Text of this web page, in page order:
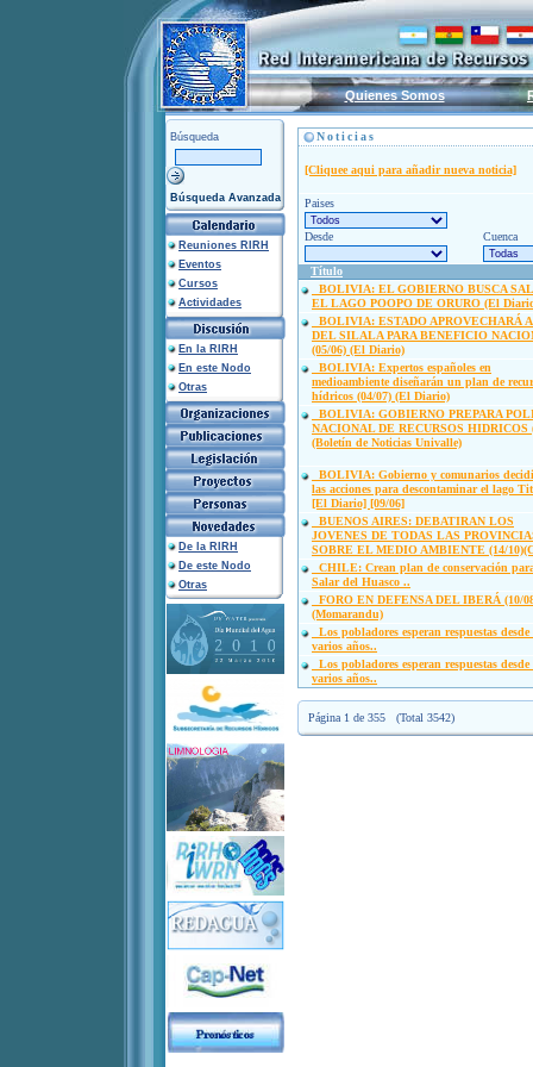
Quienes Somos
Búsqueda
Búsqueda Avanzada
Reuniones RIRH
Eventos
Cursos
Actividades
En la RIRH
En este Nodo
Otras
De la RIRH
De este Nodo
Otras
Noticias
[Cliquee aqui para añadir nueva noticia]
Paises
Desde Cuenca
Título
BOLIVIA: EL GOBIERNO BUSCA
EL LAGO POOPO DE ORURO (El
BOLIVIA: ESTADO APROVECHARÁ
DEL SILALA PARA BENEFICIO
(05/06) (El Diario)
BOLIVIA: Expertos españoles en
medioambiente diseñarán un plan de
hídricos (04/07) (El Diario)
BOLIVIA: GOBIERNO PREPARA
NACIONAL DE RECURSOS HIDRICOS
(Boletín de Noticias Univalle)
BOLIVIA: Gobierno y comunarios
las acciones para descontaminar el lago
[El Diario] [09/06]
BUENOS AIRES: DEBATIRAN LOS
JOVENES DE TODAS LAS
SOBRE EL MEDIO AMBIENTE (14/
CHILE: Crean plan de conservación
Salar del Huasco ..
FORO EN DEFENSA DEL IBERÁ (10/
(Momarandu)
Los pobladores esperan respuestas desde
varios años..
Los pobladores esperan respuestas desde
varios años..
Página 1 de 355 (Total 3542)